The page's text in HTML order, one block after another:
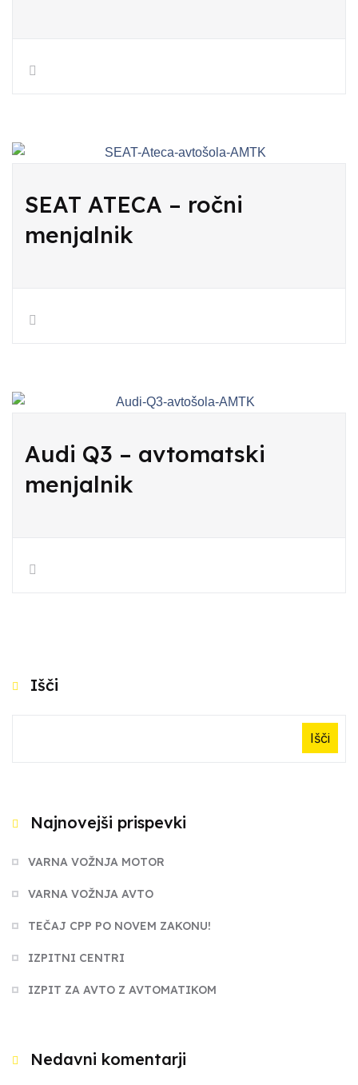
SEAT ATECA – ročni
menjalnik
Audi Q3 – avtomatski
menjalnik
Išči
Išči
Najnovejši prispevki
VARNA VOŽNJA MOTOR
VARNA VOŽNJA AVTO
TEČAJ CPP PO NOVEM ZAKONU!
IZPITNI CENTRI
IZPIT ZA AVTO Z AVTOMATIKOM
Nedavni komentarji